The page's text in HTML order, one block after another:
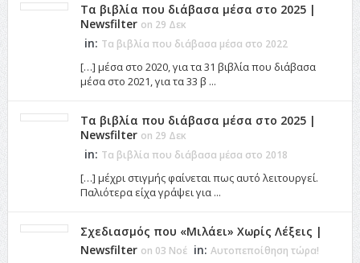
Τα βιβλία που διάβασα μέσα στο 2025 |
Newsfilter on 29 Δεκ
in: Τα βιβλία που διάβασα μέσα στο 2022
[…] μέσα στο 2020, για τα 31 βιβλία που διάβασα
μέσα στο 2021, για τα 33 β ...
Τα βιβλία που διάβασα μέσα στο 2025 |
Newsfilter on 29 Δεκ
in: Τα βιβλία που διάβασα μέσα στο 2018
[…] μέχρι στιγμής φαίνεται πως αυτό λειτουργεί.
Παλιότερα είχα γράψει για ...
Σχεδιασμός που «Μιλάει» Χωρίς Λέξεις |
Newsfilter on 03 Νοέ in: Αυτοπεποίθηση τώρα!